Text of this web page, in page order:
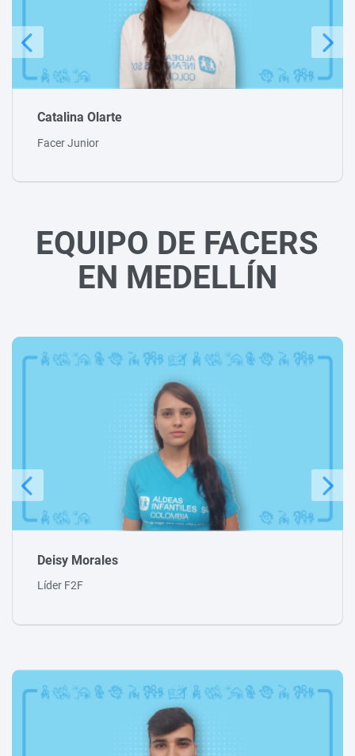
EQUIPO DE FACERS
EN MEDELLÍN
Teresa Loaiza
Facer Senior